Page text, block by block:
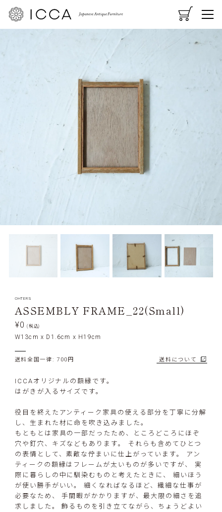
CART MENU
OHTERS
ASSEMBLY FRAME_22(Small)
¥0 (税込)
W13cm x D1.6cm x H19cm
送料全国一律: 700円 送料について
ICCAオリジナルの額縁です。
はがきが入るサイズです。
役目を終えたアンティーク家具の使える部分を丁寧に分解
し、生まれた材に命を吹き込みました。
もともとは家具の一部だったため、ところどころにほぞ
穴や釘穴、キズなどもあります。 それらも含めてひとつ
の表情として、素敵な佇まいに仕上がっています。 アン
ティークの額縁はフレームが太いものが多いですが、 実
際に暮らしの中に馴染むものと考えたときに、 細いほう
が使い勝手がいい。 細くなればなるほど、繊細な仕事が
必要なため、 手間暇がかかりますが、最大限の細さを追
求しました。 飾るものを引き立てながら、ちょうどよい